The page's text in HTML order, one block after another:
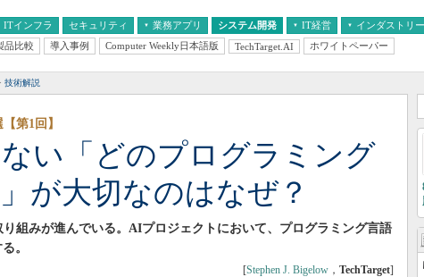
ITインフラ セキュリティ 業務アプリ
プライズAI
ステム
システム開発 IT経営
経営とIT
インダストリー
医療IT
品比較 導入事例 Computer Weekly日本語版 TechTarget.AI ホワイトペーパー
技術解説
い「どのプログラミング
が大切なのはなぜ？
第1回】
組みが進んでいる。AIプロジェクトにおいて、プログラミング言語
。
[Stephen J. Bigelow ， TechTarget]